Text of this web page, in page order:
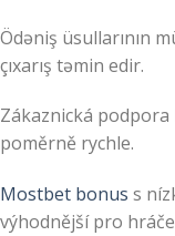
Ödəniş üsullarının
çıxarış təmin edir.
Zákaznická podpora
poměrně rychle.
Mostbet bonus s
výhodnější pro